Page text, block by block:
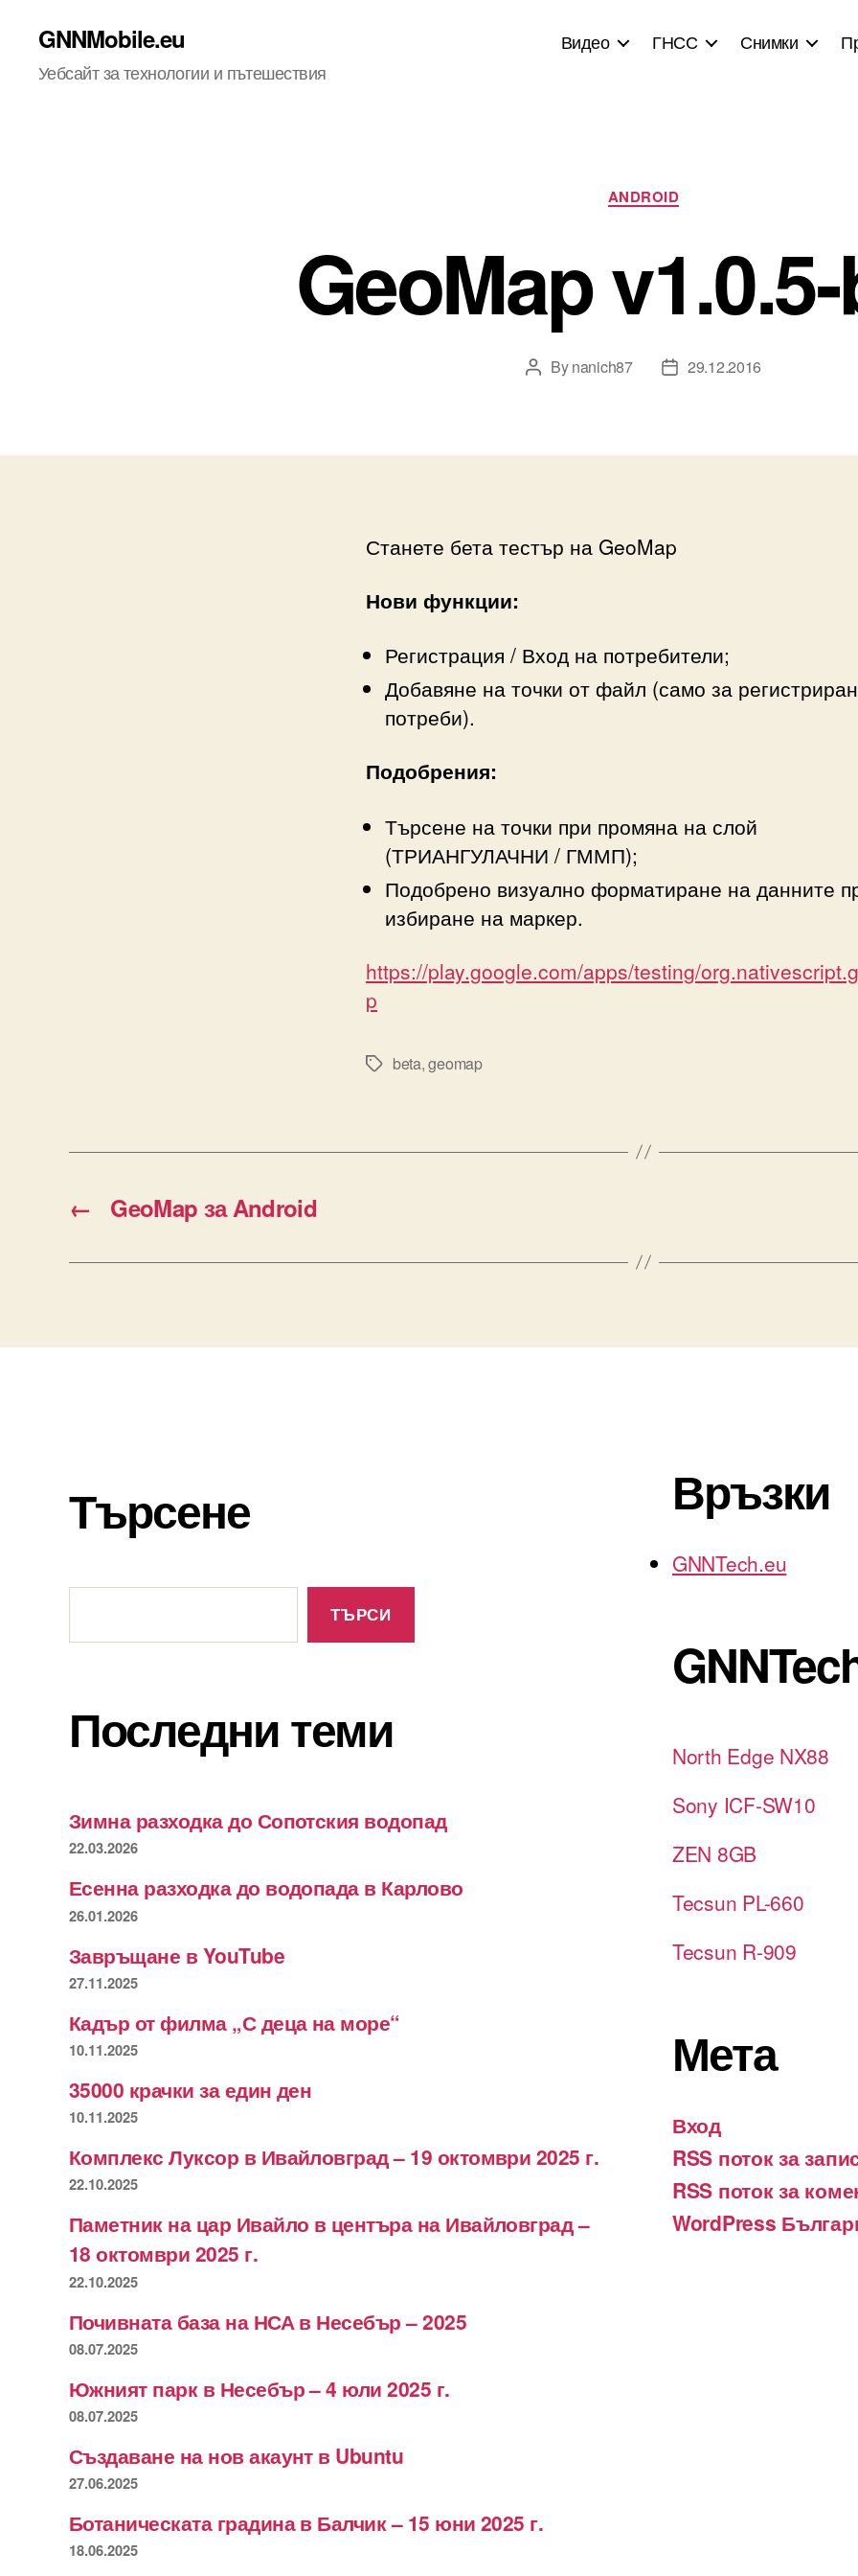
GNNMobile.eu
Уебсайт за технологии и пътешествия
Видео ГНСС Снимки
Categories
ANDROID
GeoMap
PostBynanich87
Post29.12.2016
Станете бета тестър на GeoMap
Нови функции:
Регистрация / Вход на потребители;
Добавяне на точки от файл (само за
потреби).
Подобрения:
Търсене на точки при промяна на слой
(ТРИАНГУЛАЧНИ / ГММП);
Подобрено визуално форматиране на данните
избиране на маркер.
https://play.google.com/apps/testing/
p
Tagsbeta,geomap
← GeoMap за Android
Търсене
ТЪРСИ
Последни теми
Зимна разходка до Сопотския водопад
22.03.2026
Есенна разходка до водопада в Карлово
26.01.2026
Завръщане в YouTube
27.11.2025
Кадър от филма „С деца на море“
10.11.2025
35000 крачки за един ден
10.11.2025
Комплекс Луксор в Ивайловград – 19 октомври 2025 г.
22.10.2025
Паметник на цар Ивайло в центъра на Ивайловград –
18 октомври 2025 г.
22.10.2025
Почивната база на НСА в Несебър – 2025
08.07.2025
Южният парк в Несебър – 4 юли 2025 г.
08.07.2025
Създаване на нов акаунт в Ubuntu
27.06.2025
Ботаническата градина в Балчик – 15 юни 2025 г.
18.06.2025
Връзки
GNNTech.eu
North Edge NX88
Sony ICF-SW10
ZEN 8GB
Tecsun PL-660
Tecsun R-909
Мета
Вход
RSS поток за
RSS поток за
WordPress